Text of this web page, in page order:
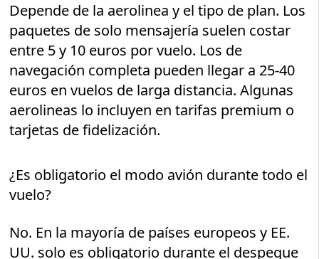
Depende de la aerolinea y el tipo de plan. Los
paquetes de solo mensajería suelen costar
entre 5 y 10 euros por vuelo. Los de
navegación completa pueden llegar a 25-40
euros en vuelos de larga distancia. Algunas
aerolineas lo incluyen en tarifas premium o
tarjetas de fidelización.
¿Es obligatorio el modo avión durante todo el
vuelo?
No. En la mayoría de países europeos y EE.
UU. solo es obligatorio durante el despegue